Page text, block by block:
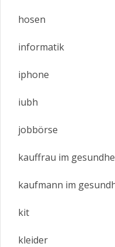
hosen
informatik
iphone
iubh
jobbörse
kauffrau im
kaufmann im
kit
kleider